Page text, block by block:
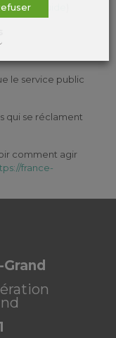
(voir
le service public
qui se réclament
comment agir
france-